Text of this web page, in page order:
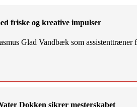
friske og kreative impulser
Glad Vandbæk som
Dokken sikrer mesterskabet